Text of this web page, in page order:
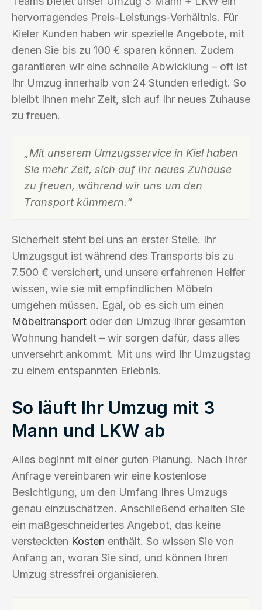
hervorragendes Preis-Leistungs-Verhältnis. Für
Kieler Kunden haben wir spezielle Angebote, mit
denen Sie bis zu 100 € sparen können. Zudem
garantieren wir eine schnelle Abwicklung – oft ist
Ihr Umzug innerhalb von 24 Stunden erledigt. So
bleibt Ihnen mehr Zeit, sich auf Ihr neues Zuhause
zu freuen.
„Mit unserem Umzugsservice in Kiel haben
Sie mehr Zeit, sich auf Ihr neues Zuhause
zu freuen, während wir uns um den
Transport kümmern.“
Sicherheit steht bei uns an erster Stelle. Ihr
Umzugsgut ist während des Transports bis zu
7.500 € versichert, und unsere erfahrenen Helfer
wissen, wie sie mit empfindlichen Möbeln
umgehen müssen. Egal, ob es sich um einen
Möbeltransport oder den Umzug Ihrer gesamten
Wohnung handelt – wir sorgen dafür, dass alles
unversehrt ankommt. Mit uns wird Ihr Umzugstag
zu einem entspannten Erlebnis.
So läuft Ihr Umzug mit 3
Mann und LKW ab
Alles beginnt mit einer guten Planung. Nach Ihrer
Anfrage vereinbaren wir eine kostenlose
Besichtigung, um den Umfang Ihres Umzugs
genau einzuschätzen. Anschließend erhalten Sie
ein maßgeschneidertes Angebot, das keine
versteckten Kosten enthält. So wissen Sie von
Anfang an, woran Sie sind, und können Ihren
Umzug stressfrei organisieren.